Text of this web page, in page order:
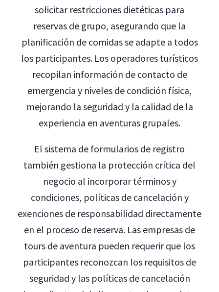
solicitar restricciones dietéticas para
reservas de grupo, asegurando que la
planificación de comidas se adapte a todos
los participantes. Los operadores turísticos
recopilan información de contacto de
emergencia y niveles de condición física,
mejorando la seguridad y la calidad de la
experiencia en aventuras grupales.
El sistema de formularios de registro
también gestiona la protección crítica del
negocio al incorporar términos y
condiciones, políticas de cancelación y
exenciones de responsabilidad directamente
en el proceso de reserva. Las empresas de
tours de aventura pueden requerir que los
participantes reconozcan los requisitos de
seguridad y las políticas de cancelación